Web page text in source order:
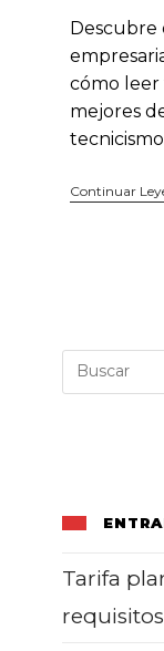
entrada:
Descubre
cómo
mejores
Continuar
Tarifa